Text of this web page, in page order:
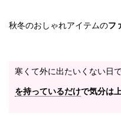
秋冬のおしゃれアイテムのフ
寒くて外に出たいくない日で
を持っているだけで気分は